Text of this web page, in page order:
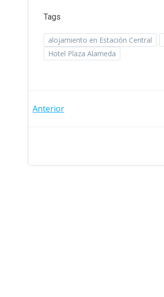
Tags
alojamiento en Estación Central
Hotel Plaza Alameda
Navegación
Anterior